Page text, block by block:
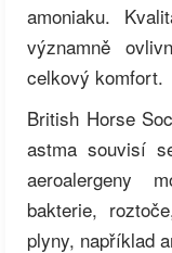
amoniaku.
významně
celkový komfort.
British Horse
astma souvisí
aeroalergeny
bakterie,
plyny, například